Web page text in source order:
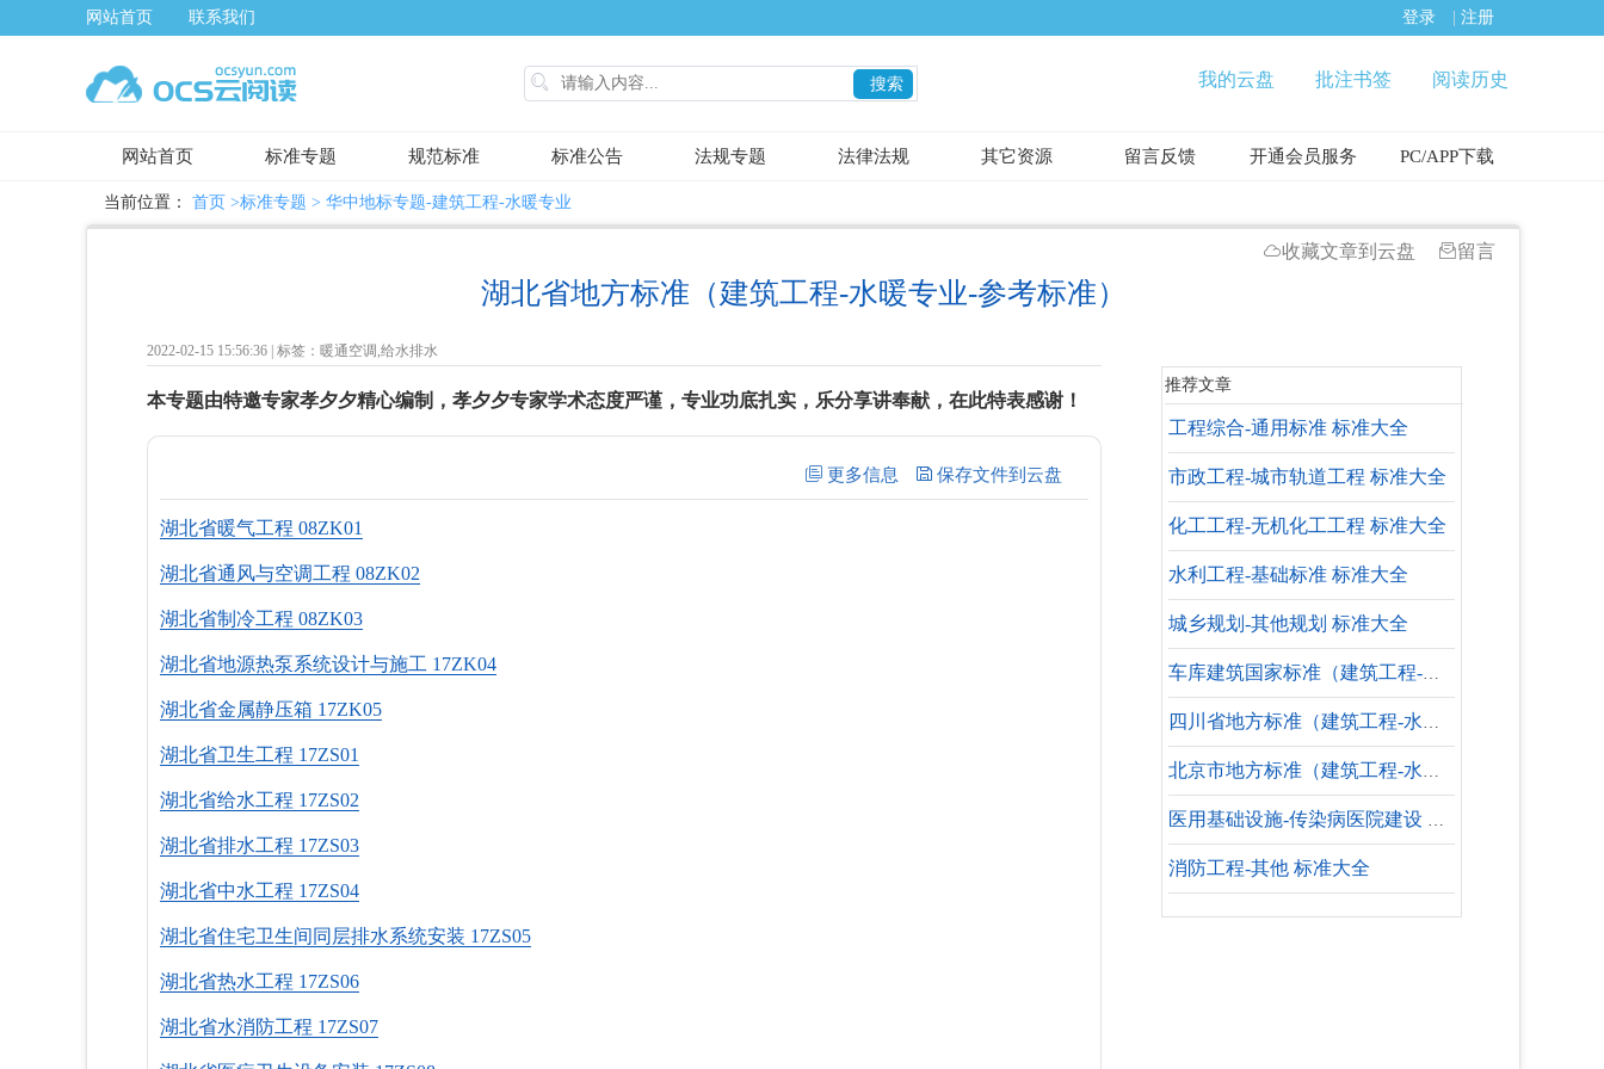
网站首页 联系我们 登录 注册
 搜索 我的云盘 批注书签 阅读历史
网站首页 标准专题 规范标准 标准公告 法规专题 法律法规 其它资源 留言反馈 开通会员服务 PC/APP下载
当前位置： 首页 >标准专题 > 华中地标专题-建筑工程-水暖专业
收藏文章到云盘 留言
湖北省地方标准（建筑工程-水暖专业-参考标准）
2022-02-15 15:56:36 | 标签：暖通空调,给水排水
本专题由特邀专家孝夕夕精心编制，孝夕夕专家学术态度严谨，专业功底扎实，乐分享讲奉献，在此特表感谢！
湖北省暖气工程 08ZK01
湖北省通风与空调工程 08ZK02
湖北省制冷工程 08ZK03
湖北省地源热泵系统设计与施工 17ZK04
湖北省金属静压箱 17ZK05
湖北省卫生工程 17ZS01
湖北省给水工程 17ZS02
湖北省排水工程 17ZS03
湖北省中水工程 17ZS04
湖北省住宅卫生间同层排水系统安装 17ZS05
湖北省热水工程 17ZS06
湖北省水消防工程 17ZS07
推荐文章
工程综合-通用标准 标准大全
市政工程-城市轨道工程 标准大全
化工工程-无机化工工程 标准大全
水利工程-基础标准 标准大全
城乡规划-其他规划 标准大全
车库建筑国家标准（建筑工程-水暖专业）
四川省地方标准（建筑工程-水暖专业-参考标准）
北京市地方标准（建筑工程-水暖专业-设计依据）
医用基础设施-传染病医院建设 标准合集
消防工程-其他 标准大全